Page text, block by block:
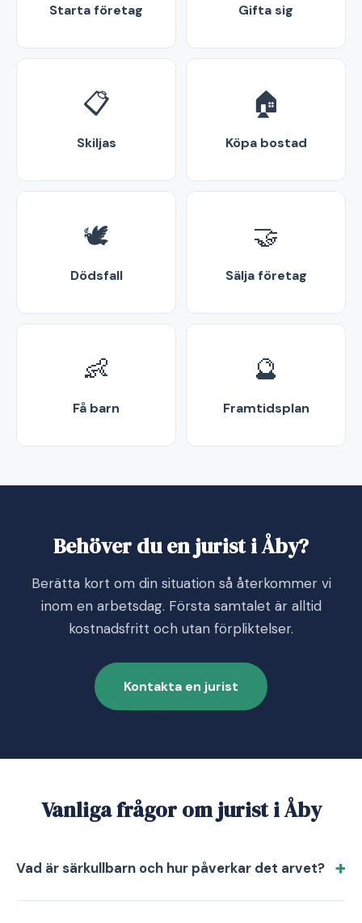
Starta företag Gifta sig
📋
Skiljas
🏠
Köpa bostad
🕊️
Dödsfall
🤝
Sälja företag
👶
Få barn
🔮
Framtidsplan
Behöver du en jurist i Åby?
Berätta kort om din situation så återkommer vi
inom en arbetsdag. Första samtalet är alltid
kostnadsfritt och utan förpliktelser.
Kontakta en jurist
Vanliga frågor om jurist i Åby
Vad är särkullbarn och hur påverkar det arvet?